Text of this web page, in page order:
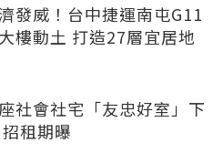
發威！台中捷運南屯G11
樓動土 打造27層宜居地
社會社宅「友忠好室」下
租期曝